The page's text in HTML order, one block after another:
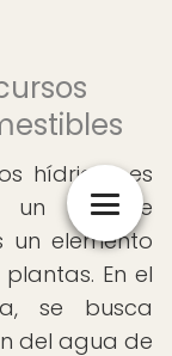
hídricos es
bosque
elemento
En el
se busca
del agua de